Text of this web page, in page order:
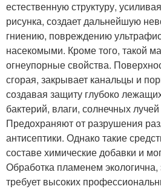
естественную структуру,
рисунка, создает дальнейшую
гниению, повреждению
насекомыми. Кроме того, такой
огнеупорные свойства.
сгорая, закрывает канальцы и
создавая защиту глубоко
бактерий, влаги, солнечных
Предохраняют от разрушения
антисептики. Однако такие
составе химические добавки и
Обработка пламенем
требует высоких